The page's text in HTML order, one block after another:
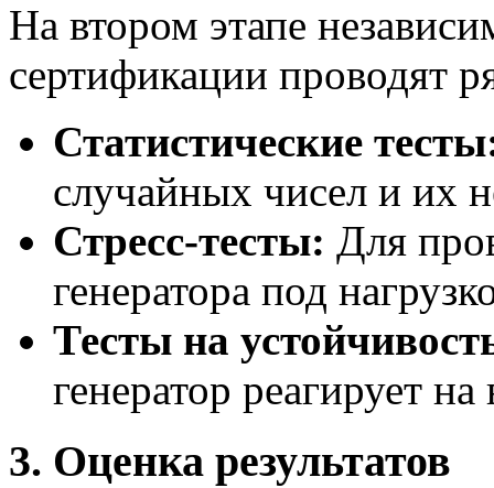
На втором этапе
сертификации проводят
Статистические
случайных чисел и их
Стресс-тесты: Для
генератора под
Тесты на
генератор реагирует
3. Оценка результатов